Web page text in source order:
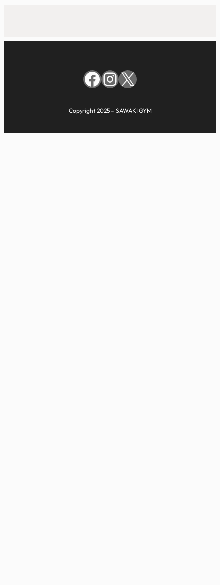
Facebook
Instagram
X
Copyright 2025 – SAWAKI GYM